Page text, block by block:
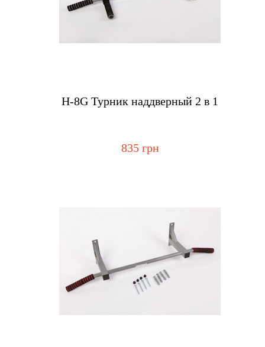
Н-8G Турник наддверный 2 в 1
835 грн